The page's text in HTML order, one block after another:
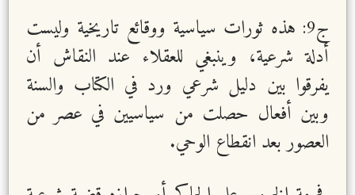
ج9: هذه ثورات سياسية ووقائع تاريخية وليست
أدلة شرعية، وينبغي للعقلاء عند النقاش أن
يفرقوا بين دليل شرعي ورد في الكتاب والسنة
وبين أفعال حصلت من سياسيين في عصر من
العصور بعد انقطاع الوحي.